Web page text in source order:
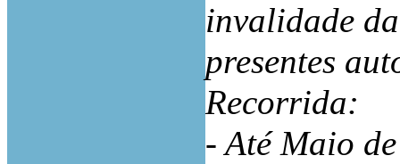
invalidade
presentes
Recorrida:
- Até Maio